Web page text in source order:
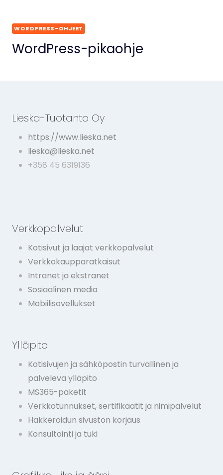
WORDPRESS-OHJEET
WordPress-pikaohje
Lieska-Tuotanto Oy
https://www.lieska.net
lieska@lieska.net
+358 45 6319136
Verkkopalvelut
Kotisivut ja laajat verkkopalvelut
Verkkokaupparatkaisut
Intranet ja ekstranet
Sosiaalinen media
Mobiilisovellukset
Ylläpito
Kotisivujen ja sähköpostin turvallinen ja
palveleva ylläpito
MS365-paketit
Verkkotunnukset, sertifikaatit ja nimipalvelut
Hakkeroidun sivuston korjaus
Konsultointi ja tuki